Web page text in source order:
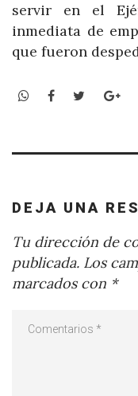
servir en el
inmediata de
que fueron
WhatsApp
Facebook
Twitter
DEJA UNA
Tu dirección de
publicada. Los
marcados con *